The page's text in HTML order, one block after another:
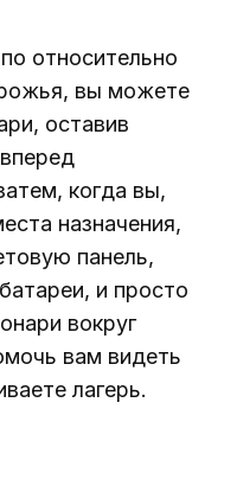
относительно
вы можете
оставив
когда вы,
назначения,
панель,
и просто
вокруг
вам видеть
лагерь.